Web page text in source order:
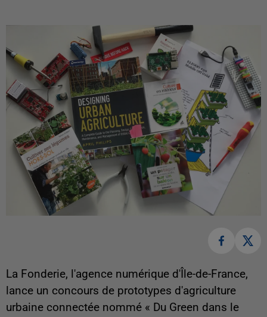
La Fonderie, l'agence numérique d'Île-de-France,
lance un concours de prototypes d'agriculture
urbaine connectée nommé « Du Green dans le